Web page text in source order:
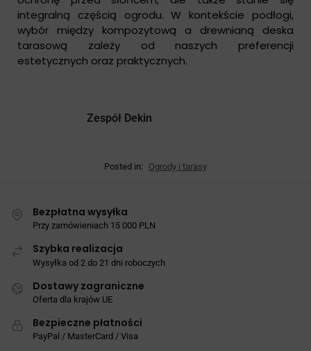
integralną częścią ogrodu. W kontekście podłogi,
wybór między kompozytową a drewnianą deska
tarasową zależy od naszych preferencji
estetycznych oraz praktycznych.
Zespół Dekin
Posted in: Ogrody i tarasy
Bezpłatna wysyłka
Przy zamówieniach 15 000 PLN
Szybka realizacja
Wysyłka od 2 do 21 dni roboczych
Dostawy zagraniczne
Oferta dla krajów UE
Bezpieczne płatności
PayPal / MasterCard / Visa